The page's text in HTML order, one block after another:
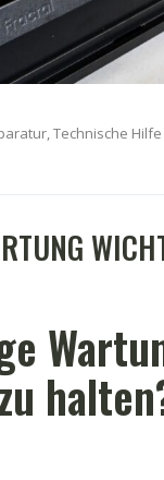
,Technische Hilfe